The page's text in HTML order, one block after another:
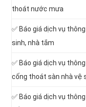
thoát nước mưa
✅ Báo giá dịch vụ
sinh, nhà tắm
✅ Báo giá dịch vụ
cống thoát sàn nhà vệ
✅ Báo giá dịch vụ